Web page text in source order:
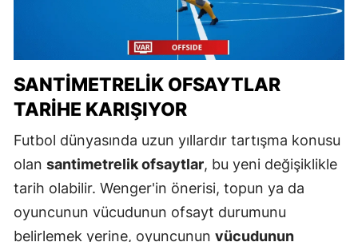
SANTIMETRELIK OFSAYTLAR
TARIHE KARIŞIYOR
Futbol dünyasında uzun yıllardır tartışma konusu
olan santimetrelik ofsaytlar, bu yeni değişiklikle
tarih olabilir. Wenger'in önerisi, topun ya da
oyuncunun vücudunun ofsayt durumunu
belirlemek yerine, oyuncunun vücudunun